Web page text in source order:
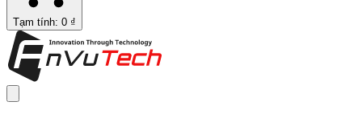
Tạm tính: 0 ₫